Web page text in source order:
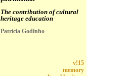
The contribution of cultural
heritage education
Patrícia Godinho
v!15
memory